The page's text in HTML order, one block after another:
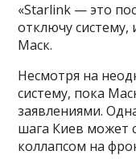
«Starlink — это
отключу систему,
Маск.
Несмотря на
систему, пока
заявлениями.
шага Киев может
коллапсом на